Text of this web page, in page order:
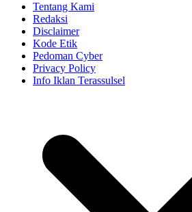
Tentang Kami
Redaksi
Disclaimer
Kode Etik
Pedoman Cyber
Privacy Policy
Info Iklan Terassulsel